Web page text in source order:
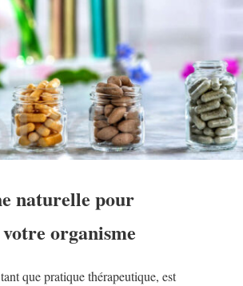
naturelle pour
organisme
que pratique thérapeutique, est